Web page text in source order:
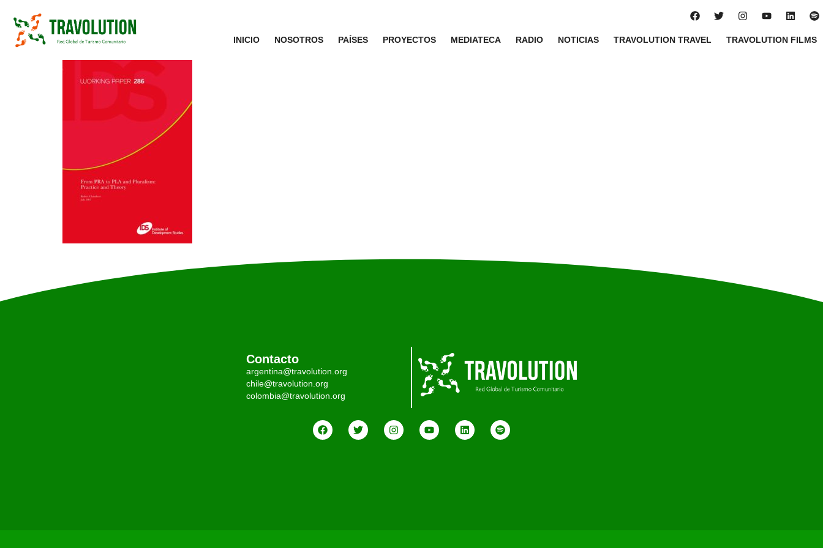
INICIO NOSOTROS PAÍSES PROYECTOS MEDIATECA RADIO NOTICIAS TRAVOLUTION TRAVEL TRAVOLUTION FILMS
Contacto
argentina@travolution.org
chile@travolution.org
colombia@travolution.org